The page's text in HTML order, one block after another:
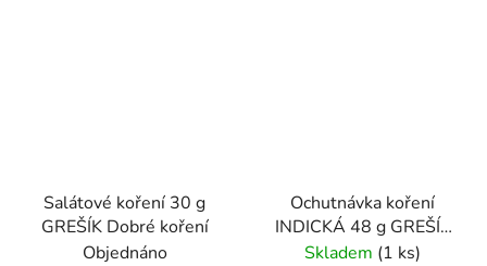
Salátové koření 30 g
GREŠÍK Dobré koření
Objednáno
Ochutnávka koření
INDICKÁ 48 g GREŠÍK
Dobré koření
Skladem (1 ks)